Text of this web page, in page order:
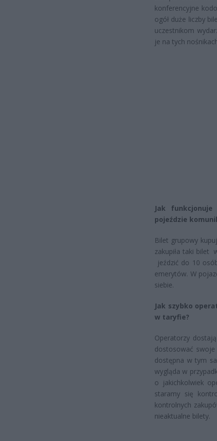
konferencyjne
ogół duże liczby
uczestnikom
je na tych
Jak
pojeździe
Bilet grupowy
zakupiła taki bilet
jeździć do 10
emerytów. W
siebie.
Jak szybko
w taryfie?
Operatorzy
dostosować
dostępna w tym
wygląda w
o jakichkolwiek
staramy się
kontrolnych
nieaktualne bilety.